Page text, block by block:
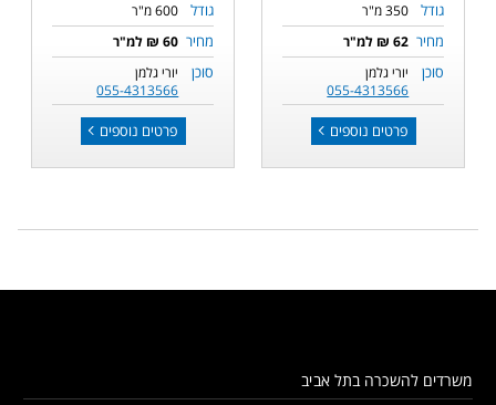
גודל 350 מ"ר
מחיר 62 ₪ למ"ר
סוכן
יורי גלמן
055-4313566
פרטים נוספים
גודל 600 מ"ר
מחיר 60 ₪ למ"ר
סוכן
יורי גלמן
055-4313566
פרטים נוספים
משרדים להשכרה בתל אביב